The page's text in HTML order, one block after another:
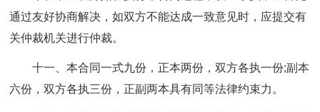
通过友好协商解决，如双方不能达成一致意见时，应提交有
关仲裁机关进行仲裁。
十一、本合同一式九份，正本两份，双方各执一份;副本
六份，双方各执三份，正副两本具有同等法律约束力。